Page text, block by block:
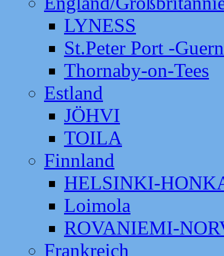
LYNESS
St.Peter Port -
Thornaby-on-Tees
Estland
JÖHVI
TOILA
Finnland
HELSINKI-
Loimola
ROVANIEMI-
Frankreich